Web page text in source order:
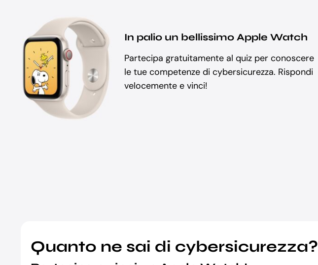
In palio un bellissimo Apple Watch
Partecipa gratuitamente al quiz per conoscere
le tue competenze di cybersicurezza. Rispondi
velocemente e vinci!
Quanto ne sai di cybersicurezza?